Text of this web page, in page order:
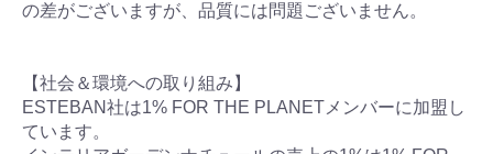
の差がございますが、品質には問題ございません。
【社会＆環境への取り組み】
ESTEBAN社は1% FOR THE PLANETメンバーに加盟し
ています。